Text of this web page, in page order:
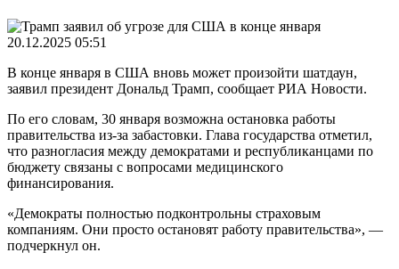
20.12.2025 05:51
В конце января в США вновь может произойти шатдаун,
заявил президент Дональд Трамп, сообщает РИА Новости.
По его словам, 30 января возможна остановка работы
правительства из-за забастовки. Глава государства отметил,
что разногласия между демократами и республиканцами по
бюджету связаны с вопросами медицинского
финансирования.
«Демократы полностью подконтрольны страховым
компаниям. Они просто остановят работу правительства», —
подчеркнул он.